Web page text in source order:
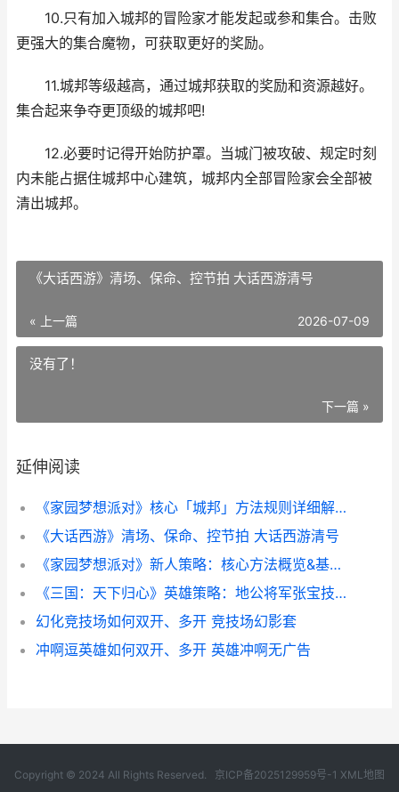
10.只有加入城邦的冒险家才能发起或参和集合。击败
更强大的集合魔物，可获取更好的奖励。
11.城邦等级越高，通过城邦获取的奖励和资源越好。
集合起来争夺更顶级的城邦吧!
12.必要时记得开始防护罩。当城门被攻破、规定时刻
内未能占据住城邦中心建筑，城邦内全部冒险家会全部被
清出城邦。
《大话西游》清场、保命、控节拍 大话西游清号
« 上一篇 2026-07-09
没有了！
下一篇 »
延伸阅读
《家园梦想派对》核心「城邦」方法规则详细解答 梦想家园hgi
《大话西游》清场、保命、控节拍 大话西游清号
《家园梦想派对》新人策略：核心方法概览&基础养成、经营机制说明 家园梦想派对5个培养攻略
《三国：天下归心》英雄策略：地公将军张宝技能机制和阵型方法解析 三国天下归心
幻化竞技场如何双开、多开 竞技场幻影套
冲啊逗英雄如何双开、多开 英雄冲啊无广告
Copyright © 2024 All Rights Reserved. 京ICP备2025129959号-1 XML地图